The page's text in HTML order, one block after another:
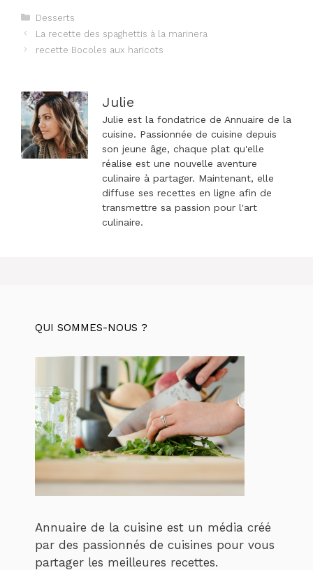
Catégories
Desserts
Navigation
des
La recette des spaghettis à la marinera
recette Bocoles aux haricots
Julie
Julie est la fondatrice de Annuaire de la
cuisine. Passionnée de cuisine depuis
son jeune âge, chaque plat qu'elle
réalise est une nouvelle aventure
culinaire à partager. Maintenant, elle
diffuse ses recettes en ligne afin de
transmettre sa passion pour l'art
culinaire.
QUI SOMMES-NOUS ?
Annuaire de la cuisine est un média créé
par des passionnés de cuisines pour vous
partager les meilleures recettes.